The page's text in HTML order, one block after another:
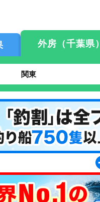
外房（千葉県）
関東